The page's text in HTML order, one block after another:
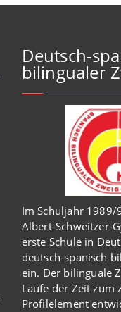
Deutsch-
bilingualer
Im Schuljahr 1989/
Albert-Schweitzer-
erste Schule in
deutsch-spanisch
ein. Der bilinguale
Laufe der Zeit zum
Profilelement